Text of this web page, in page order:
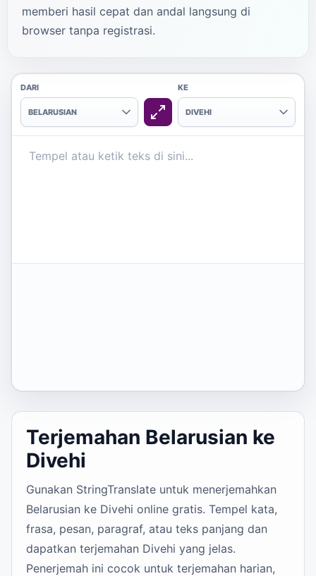
memberi hasil cepat dan andal langsung di
browser tanpa registrasi.
DARI
BELARUSIAN
KE
DIVEHI
Terjemahan Belarusian ke
Divehi
Gunakan StringTranslate untuk menerjemahkan
Belarusian ke Divehi online gratis. Tempel kata,
frasa, pesan, paragraf, atau teks panjang dan
dapatkan terjemahan Divehi yang jelas.
Penerjemah ini cocok untuk terjemahan harian,